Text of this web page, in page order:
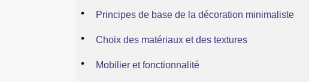
Principes de base de la décoration minimaliste
Choix des matériaux et des textures
Mobilier et fonctionnalité